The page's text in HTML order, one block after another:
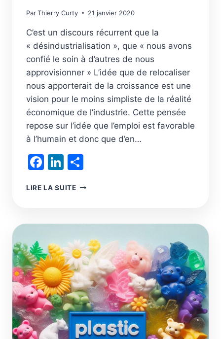
ParThierry Curty 21 janvier 2020
C’est un discours récurrent que la
« désindustrialisation », que « nous avons
confié le soin à d’autres de nous
approvisionner » L’idée que de relocaliser
nous apporterait de la croissance est une
vision pour le moins simpliste de la réalité
économique de l’industrie. Cette pensée
repose sur l’idée que l’emploi est favorable
à l’humain et donc que d’en…
Facebook
LinkedIn
LIRE LA SUITELA
FAUSSE
BONNE
IDÉE,
MAIS
UNE
VRAIE
MAUVAISE
IDÉE